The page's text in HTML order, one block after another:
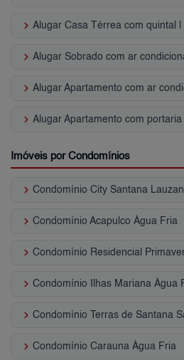
keyboard_arrow_right Alugar Casa Térrea com quintal |
keyboard_arrow_right Alugar Sobrado com ar
keyboard_arrow_right
keyboard_arrow_right
Imóveis por Condomínios
keyboard_arrow_right Condomínio City Santana
keyboard_arrow_right Condomínio Acapulco Água Fria
keyboard_arrow_right
keyboard_arrow_right Condomínio Ilhas Mariana Água
keyboard_arrow_right Condomínio Terras de Santana
keyboard_arrow_right Condomínio Carauna Água Fria